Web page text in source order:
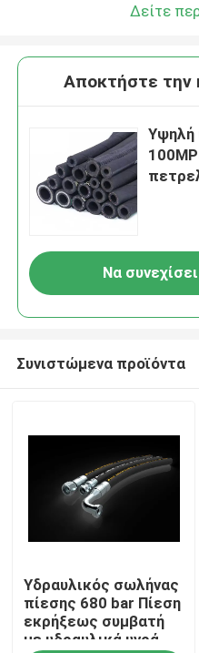
Σπίτι
Προϊόντα
Δείτε
Αποκτήστε την
Υψηλή
Να συνεχίσει
Συνιστώμενα προϊόντα
Υδραυλικός σωλήνας
πίεσης 680 bar Πίεση
εκρήξεως συμβατή
με υδραυλικά υγρά